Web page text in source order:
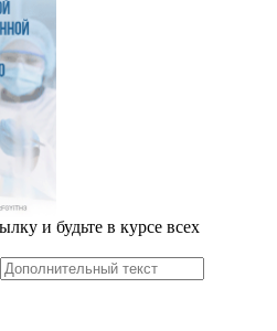
и будьте в курсе всех